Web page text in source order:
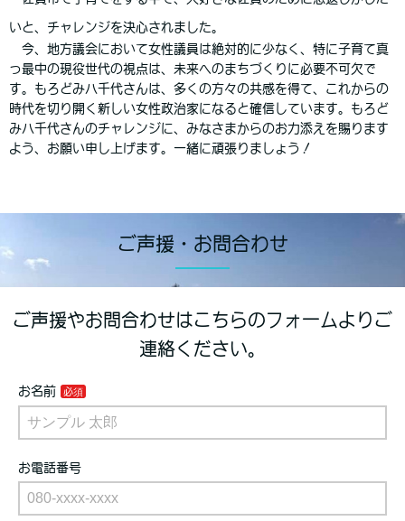
いと、チャレンジを決心されました。
今、地方議会において女性議員は絶対的に少なく、特に子育て真
っ最中の現役世代の視点は、未来へのまちづくりに必要不可欠で
す。もろどみ八千代さんは、多くの方々の共感を得て、これからの
時代を切り開く新しい女性政治家になると確信しています。もろど
み八千代さんのチャレンジに、みなさまからのお力添えを賜ります
よう、お願い申し上げます。一緒に頑張りましょう！
ご声援・お問合わせ
ご声援やお問合わせはこちらのフォームよりご
連絡ください。
お名前
お電話番号